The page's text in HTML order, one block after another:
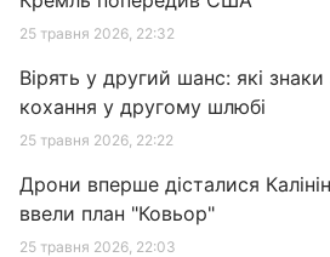
25 травня 2026, 22:32
Вірять у другий шанс: які
кохання у другому шлюбі
25 травня 2026, 22:22
Дрони вперше дісталися
ввели план "Ковьор"
25 травня 2026, 22:03